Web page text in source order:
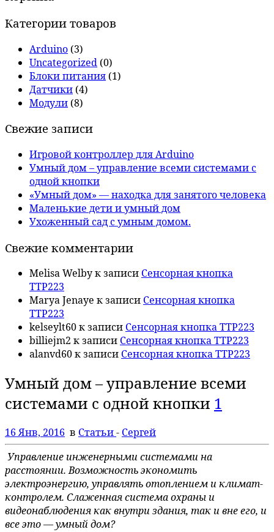
Категории товаров
Arduino (3)
Uncategorized (0)
Блоки питания (1)
Датчики (4)
Модули (8)
Свежие записи
Игровой контроллер для Arduino
Умный дом – управление всеми системами с
одной кнопки
«Умный дом» — находка для занятого человека
Маленькие дети и умный дом
Ухоженный сад с умным домом.
Свежие комментарии
Melisa Welbyк записи Сенсорная кнопка
TTP223
Marya Jenaye к записи Сенсорная кнопка
TTP223
kelseylt60к записи Сенсорная кнопка TTP223
billiejm2 к записи Сенсорная кнопка TTP223
alanvd60к записи Сенсорная кнопка TTP223
Умный дом – управление всеми
системами с одной кнопки 1
16 Янв, 2016 в Статьи- Сергей
Управление инженерными системами на
расстоянии. Возможность экономить
электроэнергию, управлять отоплением и климат-
контролем. Слаженная система охраны и
видеонаблюдения как внутри здания, так и вне его, и
все это — умный дом?